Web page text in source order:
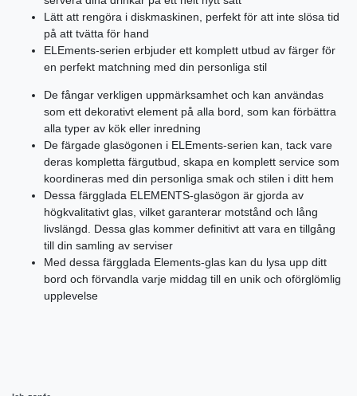
Lätt att rengöra i diskmaskinen, perfekt för att inte slösa tid
på att tvätta för hand
ELEments-serien erbjuder ett komplett utbud av färger för
en perfekt matchning med din personliga stil
De fångar verkligen uppmärksamhet och kan användas
som ett dekorativt element på alla bord, som kan förbättra
alla typer av kök eller inredning
De färgade glasögonen i ELEments-serien kan, tack vare
deras kompletta färgutbud, skapa en komplett service som
koordineras med din personliga smak och stilen i ditt hem
Dessa färgglada ELEMENTS-glasögon är gjorda av
högkvalitativt glas, vilket garanterar motstånd och lång
livslängd. Dessa glas kommer definitivt att vara en tillgång
till din samling av serviser
Med dessa färgglada Elements-glas kan du lysa upp ditt
bord och förvandla varje middag till en unik och oförglömlig
upplevelse